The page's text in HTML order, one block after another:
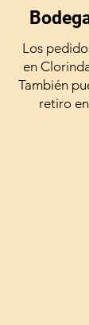
Los
en
También
retiro